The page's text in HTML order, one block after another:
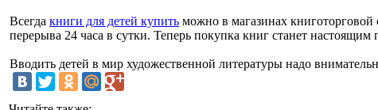
Всегда книги для детей купить можно в магазинах книготорговой
перерыва 24 часа в сутки. Теперь покупка книг станет
Вводить детей в мир художественной литературы надо